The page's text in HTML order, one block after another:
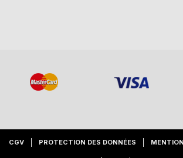
CGV PROTECTION DES DONNÉES